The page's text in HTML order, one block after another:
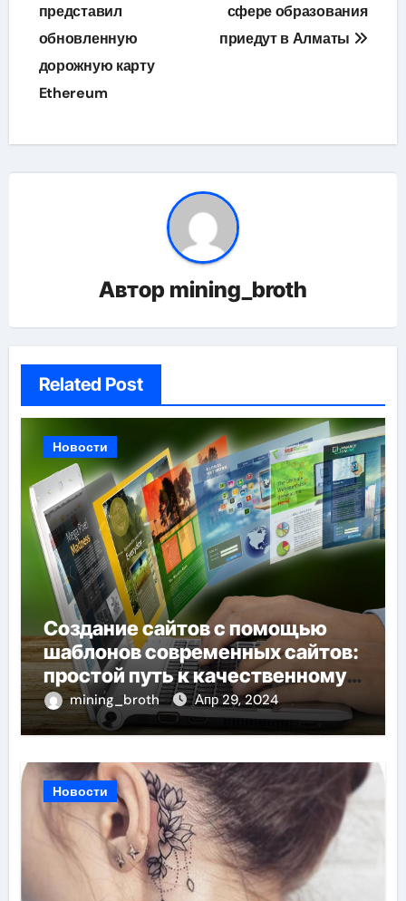
по
записям
представил
обновленную
дорожную карту
Ethereum
сфере образования
приедут в Алматы
Автор mining_broth
Related Post
Новости
Создание сайтов с помощью
шаблонов современных сайтов:
простой путь к качественному
веб-присутствию
mining_broth Апр 29, 2024
Новости